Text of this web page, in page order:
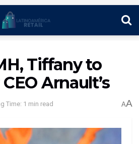
Tiffany to
Arnault’s
Time: 1 min read AA